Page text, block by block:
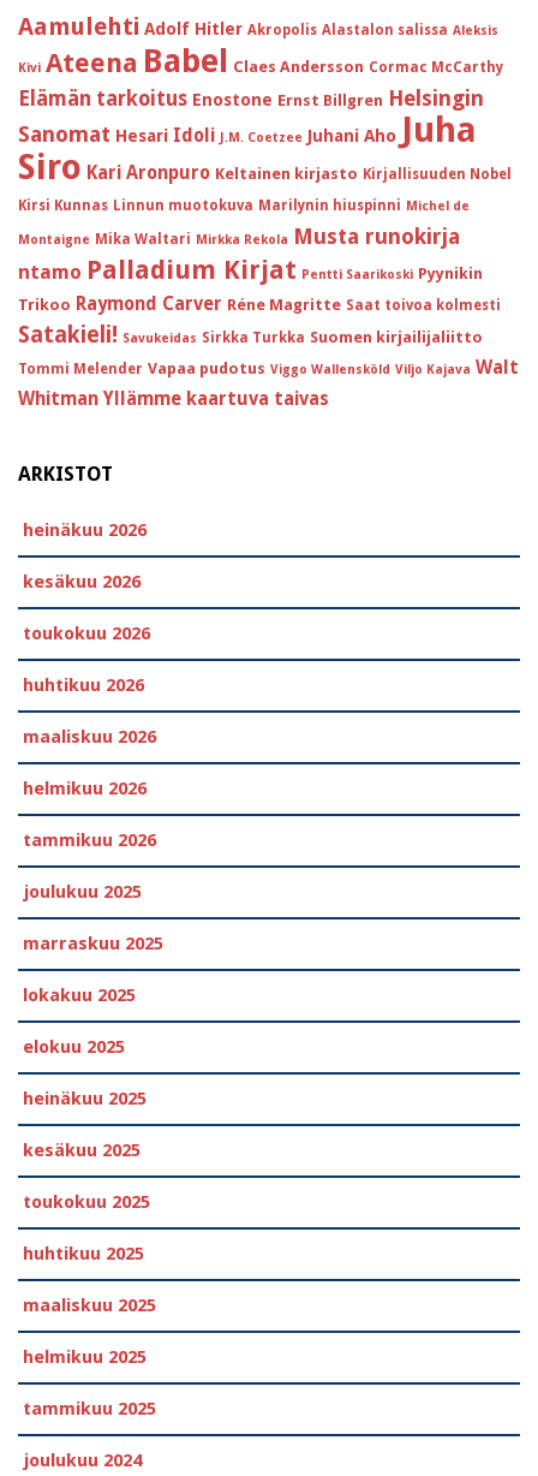
Aamulehti Adolf Hitler Akropolis Alastalon salissa Aleksis
Kivi Ateena Babel Claes Andersson Cormac McCarthy
Elämän tarkoitus Enostone Ernst Billgren Helsingin
Sanomat Hesari Idoli J.M. Coetzee Juhani Aho Juha
Siro Kari Aronpuro Keltainen kirjasto Kirjallisuuden Nobel
Kirsi Kunnas Linnun muotokuva Marilynin hiuspinni Michel de
Montaigne Mika Waltari Mirkka Rekola Musta runokirja
ntamo Palladium Kirjat Pentti Saarikoski Pyynikin
Trikoo Raymond Carver Réne Magritte Saat toivoa kolmesti
Satakieli! Savukeidas Sirkka Turkka Suomen kirjailijaliitto
Tommi Melender Vapaa pudotus Viggo Wallensköld Viljo Kajava Walt
Whitman Yllämme kaartuva taivas
ARKISTOT
heinäkuu 2026
kesäkuu 2026
toukokuu 2026
huhtikuu 2026
maaliskuu 2026
helmikuu 2026
tammikuu 2026
joulukuu 2025
marraskuu 2025
lokakuu 2025
elokuu 2025
heinäkuu 2025
kesäkuu 2025
toukokuu 2025
huhtikuu 2025
maaliskuu 2025
helmikuu 2025
tammikuu 2025
joulukuu 2024